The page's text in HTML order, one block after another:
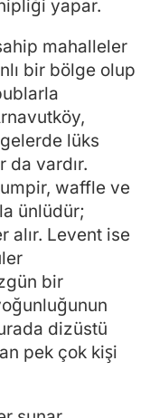
yapar.
mahalleler
bir bölge olup
lüks
da vardır.
waffle ve
ünlüdür;
alır. Levent ise
bir
dizüstü
pek çok kişi